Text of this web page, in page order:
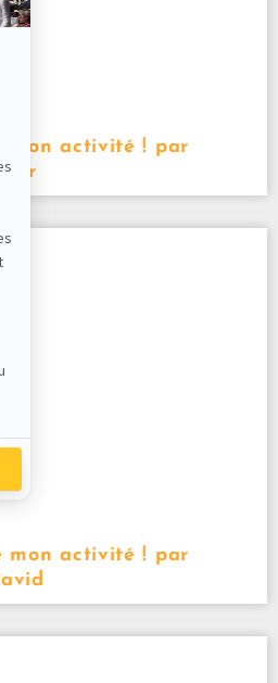
mon activité ! par
mon activité ! par